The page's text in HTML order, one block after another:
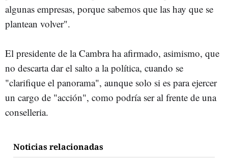
algunas empresas, porque sabemos que las hay que se
plantean volver".
El presidente de la Cambra ha afirmado, asimismo, que
no descarta dar el salto a la política, cuando se
"clarifique el panorama", aunque solo si es para ejercer
un cargo de "acción", como podría ser al frente de una
conselleria.
Noticias relacionadas